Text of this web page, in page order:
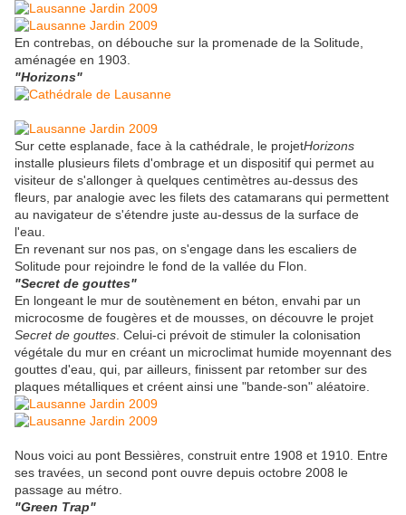
En contrebas, on débouche sur la promenade de la Solitude,
aménagée en 1903.
"Horizons"
Sur cette esplanade, face à la cathédrale, le projetHorizons
installe plusieurs filets d'ombrage et un dispositif qui permet au
visiteur de s'allonger à quelques centimètres au-dessus des
fleurs, par analogie avec les filets des catamarans qui permettent
au navigateur de s'étendre juste au-dessus de la surface de
l'eau.
En revenant sur nos pas, on s'engage dans les escaliers de
Solitude pour rejoindre le fond de la vallée du Flon.
"Secret de gouttes"
En longeant le mur de soutènement en béton, envahi par un
microcosme de fougères et de mousses, on découvre le projet
Secret de gouttes . Celui-ci prévoit de stimuler la colonisation
végétale du mur en créant un microclimat humide moyennant des
gouttes d'eau, qui, par ailleurs, finissent par retomber sur des
plaques métalliques et créent ainsi une "bande-son" aléatoire.
Nous voici au pont Bessières, construit entre 1908 et 1910. Entre
ses travées, un second pont ouvre depuis octobre 2008 le
passage au métro.
"Green Trap"